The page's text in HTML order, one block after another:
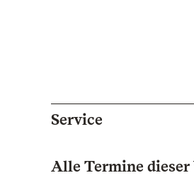
Service
Alle Termine